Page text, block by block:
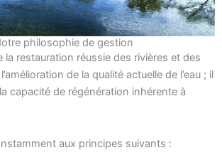
philosophie de gestion
la restauration réussie des rivières et des
de la qualité actuelle de l’eau ; il
capacité de régénération inhérente à
aux principes suivants :